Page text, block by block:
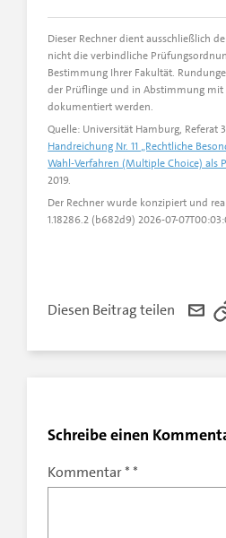
Dieser Rechner dient ausschließlich
nicht die verbindliche
Bestimmung Ihrer Fakultät.
der Prüflinge und in Abstimmung mit
dokumentiert werden.
Quelle: Universität Hamburg, Referat
Handreichung Nr. 11 „Rechtliche
Wahl-Verfahren (Multiple Choice) als
2019.
Der Rechner wurde konzipiert und
1.18286.2 (b682d9) 2026-07-
Diesen Beitrag teilen
Schreibe einen
Kommentar*